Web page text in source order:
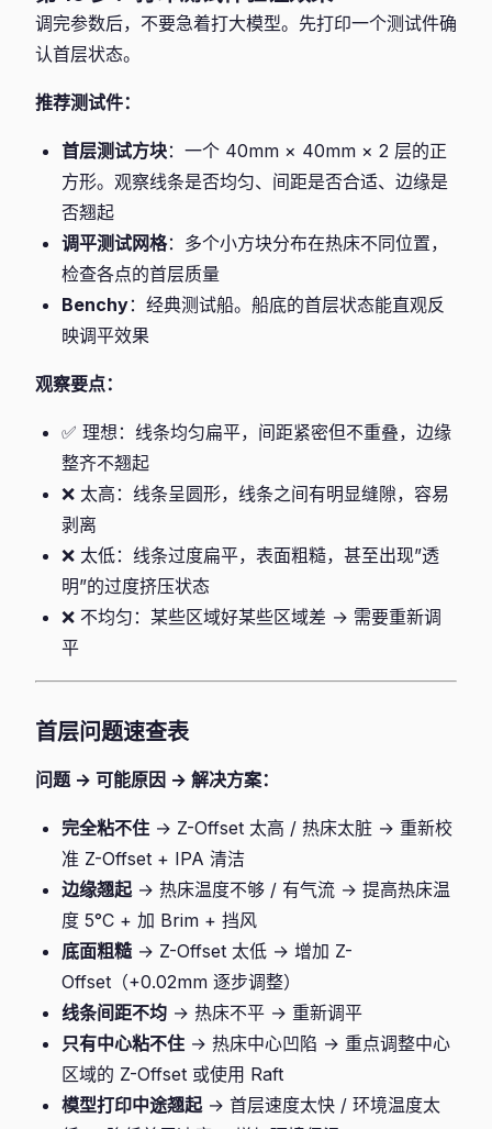
调完参数后，不要急着打大模型。先打印一个测试件确
认首层状态。
推荐测试件：
首层测试方块：一个 40mm × 40mm × 2 层的正
方形。观察线条是否均匀、间距是否合适、边缘是
否翘起
调平测试网格：多个小方块分布在热床不同位置，
检查各点的首层质量
Benchy：经典测试船。船底的首层状态能直观反
映调平效果
观察要点：
✅ 理想：线条均匀扁平，间距紧密但不重叠，边缘
整齐不翘起
❌ 太高：线条呈圆形，线条之间有明显缝隙，容易
剥离
❌ 太低：线条过度扁平，表面粗糙，甚至出现”透
明”的过度挤压状态
❌ 不均匀：某些区域好某些区域差 → 需要重新调
平
首层问题速查表
问题 → 可能原因 → 解决方案：
完全粘不住 → Z-Offset 太高 / 热床太脏 → 重新校
准 Z-Offset + IPA 清洁
边缘翘起→ 热床温度不够 / 有气流 → 提高热床温
度 5°C + 加 Brim + 挡风
底面粗糙→ Z-Offset 太低 → 增加 Z-
Offset（+0.02mm 逐步调整）
线条间距不均 → 热床不平 → 重新调平
只有中心粘不住 → 热床中心凹陷 → 重点调整中心
区域的 Z-Offset 或使用 Raft
模型打印中途翘起→ 首层速度太快 / 环境温度太